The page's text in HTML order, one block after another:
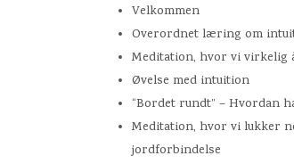
Velkommen
Overordnet læring om
Meditation, hvor vi
Øvelse med intuition
“Bordet rundt” – Hvordan
Meditation, hvor vi lukker
jordforbindelse